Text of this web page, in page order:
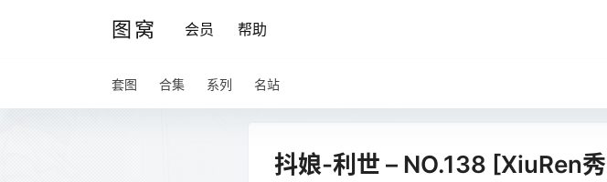
图窝 会员 帮助
套图 合集 系列 名站
抖娘-利世 – NO.138 [XiuRen